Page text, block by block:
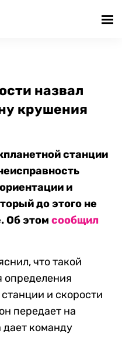
назвал
крушения
станции
и
до этого не
Об этом сообщил
что такой
определения
и скорости
передает на
дает команду